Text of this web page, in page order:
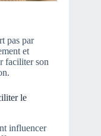
pas par
et
faciliter son
le
influencer